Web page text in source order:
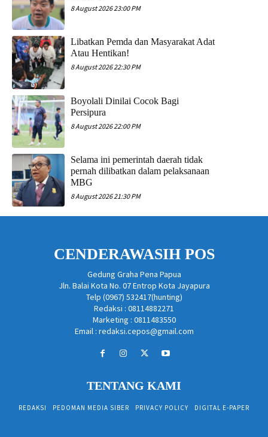
8 August 2026 23:00 PM
Libatkan Pemda dan Masyarakat Adat
Atau Hentikan!
8 August 2026 22:30 PM
Boyolali Dinilai Cocok Bagi
Persipura
8 August 2026 22:00 PM
Selama ini pemerintah daerah tidak
pernah dilibatkan dalam pelaksanaan
MBG
8 August 2026 21:30 PM
CENDERAWASIH POS
Gedung Graha Pena Papua
Jln. Balai Kota No. 07 Entrop Kota Jayapura
Telp (0967) 532417(hunting)
Redaksi : 08114882271
Marketing : 0811483550
Email : redaksi.cepos@gmail.com
TENTANG KAMI
REDAKSI PEDOMAN MEDIA SIBER PRIVACY POLICY DIGITAL E-PAPER